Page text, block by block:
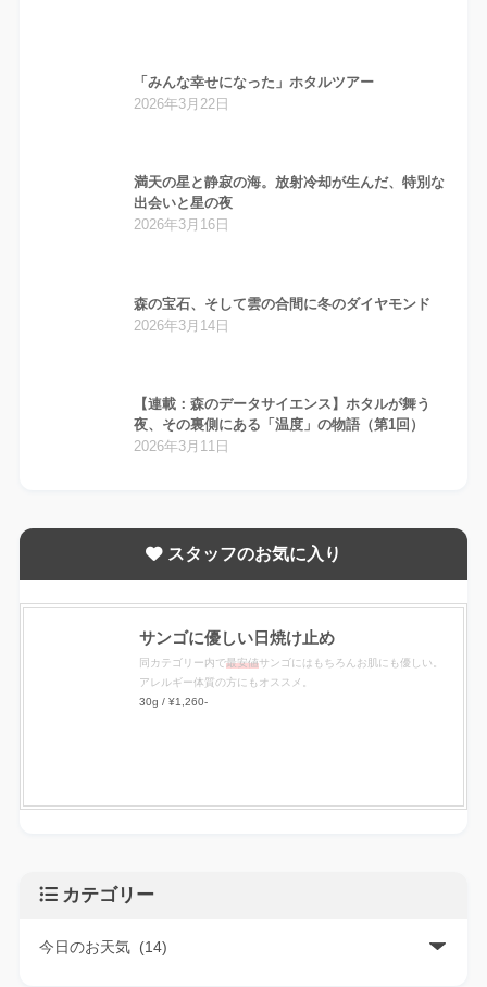
「みんな幸せになった」ホタルツアー
2026年3月22日
満天の星と静寂の海。放射冷却が生んだ、特別な
出会いと星の夜
2026年3月16日
森の宝石、そして雲の合間に冬のダイヤモンド
2026年3月14日
【連載：森のデータサイエンス】ホタルが舞う
夜、その裏側にある「温度」の物語（第1回）
2026年3月11日
スタッフのお気に入り
サンゴに優しい日焼け止め
同カテゴリー内で最安値サンゴにはもちろんお肌にも優しい。
アレルギー体質の方にもオススメ。
30g / ¥1,260-
カテゴリー